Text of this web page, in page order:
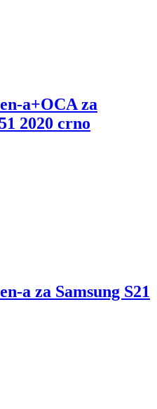
a+OCA za
2020 crno
a za Samsung S21